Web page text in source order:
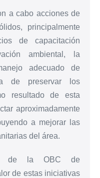
a cabo acciones de
principalmente
de capacitación
ambiental, la
adecuado de
de preservar los
resultado de esta
aproximadamente
a mejorar las
del área.
de la OBC de
de estas iniciativas